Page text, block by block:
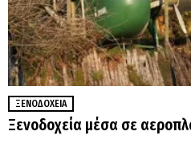
ΞΕΝΟΔΟΧΕΊΑ
Ξενοδοχεία μέσα σε